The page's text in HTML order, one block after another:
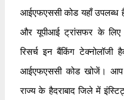
आईएफएससी कोड यहाँ उपलब्ध
और यूपीआई ट्रांसफर के लिए
रिसर्च इन बैंकिंग टेक्नोलॉजी
आईएफएससी कोड खोजें। आप
राज्य के हैदराबाद जिले में